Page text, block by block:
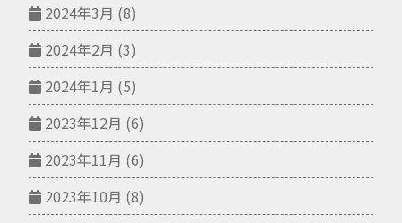
2024年3月 (8)
2024年2月 (3)
2024年1月 (5)
2023年12月 (6)
2023年11月 (6)
2023年10月 (8)